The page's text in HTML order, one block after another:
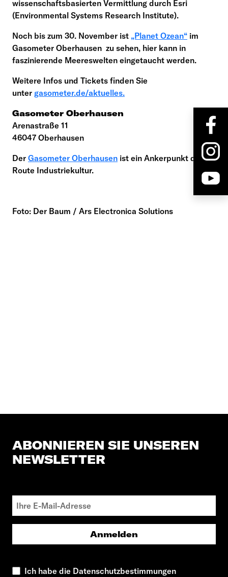
wissenschaftsbasierten Vermittlung durch Esri
(Environmental Systems Research Institute).
Noch bis zum 30. November ist „Planet Ozean“ im
Gasometer Oberhausen zu sehen, hier kann in
faszinierende Meereswelten eingetaucht werden.
Weitere Infos und Tickets finden Sie
unter gasometer.de/aktuelles.
Gasometer Oberhausen
Arenastraße 11
46047 Oberhausen
Der Gasometer Oberhausen ist ein Ankerpunkt der
Route Industriekultur.
Foto: Der Baum / Ars Electronica Solutions
ABONNIEREN SIE UNSEREN
NEWSLETTER
Anmelden
Ich habe die Datenschutzbestimmungen